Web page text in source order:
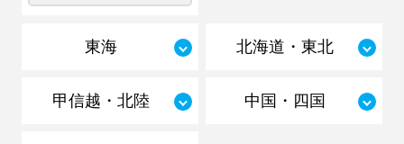
東海 北海道・東北
甲信越・北陸 中国・四国